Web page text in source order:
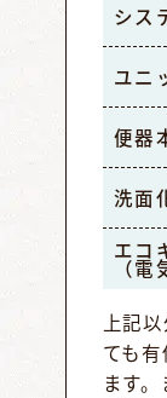
シス
ユニ
便器
洗面
エコ
（電
上記
ても
ます